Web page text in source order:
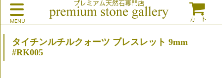
プレミアム天然石専門店
カート
タイチンルチルクォーツ ブレスレット 9mm
#RK005